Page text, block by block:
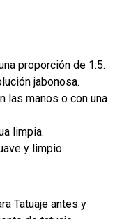
proporción de 1:5.
jabonosa.
las manos o con una
limpia.
y limpio.
Tatuaje antes y